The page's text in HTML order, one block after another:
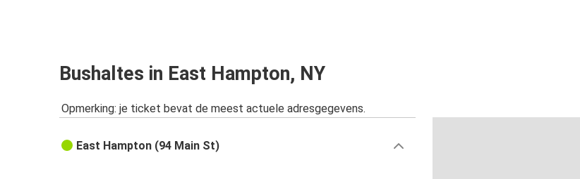
Bushaltes in East Hampton, NY
Opmerking: je ticket bevat de meest actuele adresgegevens.
East Hampton (94 Main St)